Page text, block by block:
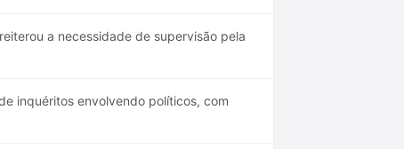
a necessidade de supervisão pela
inquéritos envolvendo políticos, com